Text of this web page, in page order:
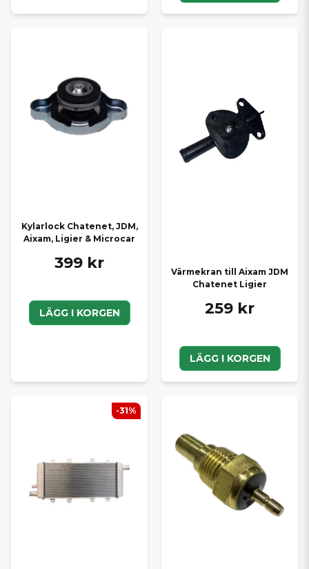
Kylarlock Chatenet, JDM,
Aixam, Ligier & Microcar
399 kr
LÄGG I KORGEN
Värmekran till Aixam JDM
Chatenet Ligier
259 kr
LÄGG I KORGEN
-31%